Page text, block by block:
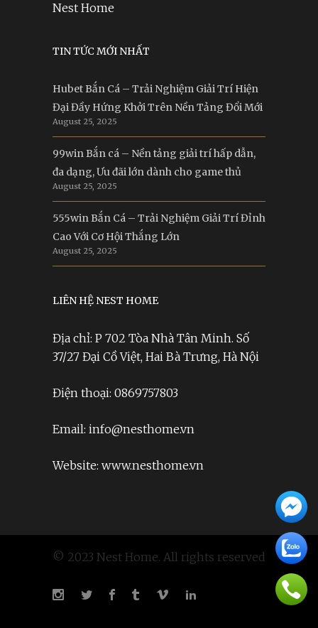
Nest Home
TIN TỨC MỚI NHẤT
Hubet Bắn Cá – Trải Nghiệm Giải Trí Hiện
Đại Đầy Hứng Khởi Trên Nền Tảng Đổi Mới
August 25, 2025
99win Bắn cá – Nền tảng giải trí hấp dẫn,
đa dạng, Ưu đãi lớn dành cho game thủ
August 25, 2025
555win Bắn Cá – Trải Nghiệm Giải Trí Đỉnh
Cao Với Cơ Hội Thắng Lớn
August 25, 2025
LIÊN HỆ NEST HOME
Địa chỉ: P 702 Tòa Nhà Tân Minh. Số
37/27 Đại Cồ Việt, Hai Bà Trưng, Hà Nội
Điện thoại: 0869757803
Email: info@nesthome.vn
Website: www.nesthome.vn
© 2023 Nest Home. All rights reserved